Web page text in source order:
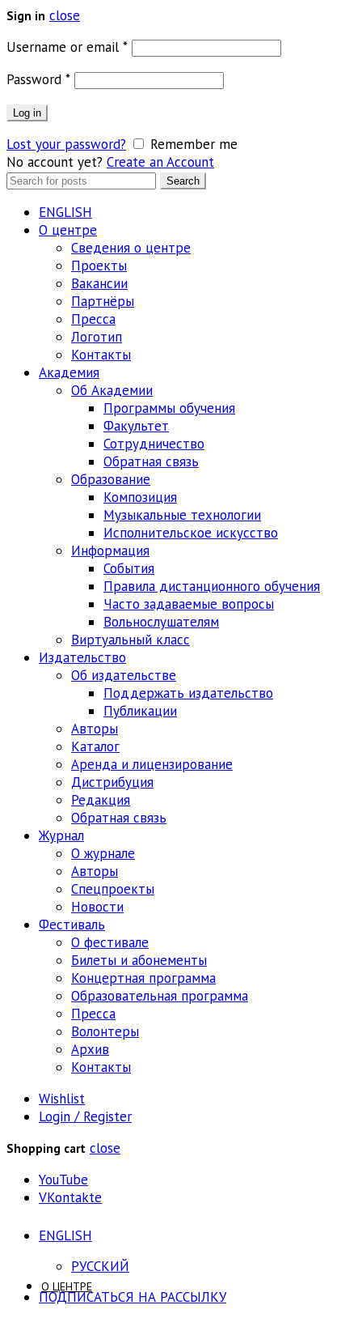
Sign in close
Username or email *Обязательно
Password *Обязательно
Log in
Lost your password?
Remember me
No account yet? Create an Account
Search
Search
ENGLISH
О центре
Сведения о центре
Проекты
Вакансии
Партнёры
Пресса
Логотип
Контакты
Академия
Об Академии
Программы обучения
Факультет
Сотрудничество
Обратная связь
Образование
Композиция
Музыкальные технологии
Исполнительское искусство
Информация
События
Правила дистанционного обучения
Часто задаваемые вопросы
Вольнослушателям
Виртуальный класс
Издательство
Об издательстве
Поддержать издательство
Публикации
Авторы
Каталог
Аренда и лицензирование
Дистрибуция
Редакция
Обратная связь
Журнал
О журнале
Авторы
Спецпроекты
Новости
Фестиваль
О фестивале
Билеты и абонементы
Концертная программа
Образовательная программа
Пресса
Волонтеры
Архив
Контакты
Wishlist
Login / Register
Shopping cart close
YouTube
VKontakte
ENGLISH
РУССКИЙ
ПОДПИСАТЬСЯ НА РАССЫЛКУ
О ЦЕНТРЕ